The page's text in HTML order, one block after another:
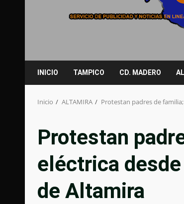
INICIO TAMPICO CD. MADERO
Inicio ALTAMIRA Protestan padres de
Protestan
eléctrica
de Altamira